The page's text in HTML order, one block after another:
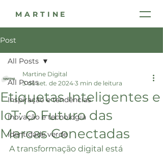
MARTINE
Post
All Posts
Inspiração e tendências
Inovação e tecnologia
Identidade verde
All Posts
Etiquetas Inteligentes e
IoT: O Futuro das
Marcas Conectadas
Martine Digital
3 de set. de 2024 3 min de leitura
A transformação digital está